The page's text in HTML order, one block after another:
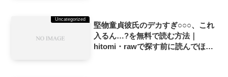
Uncategorized
堅物童貞彼氏のデカすぎ○○○、これ
入るん…?を無料で読む方法｜
hitomi・rawで探す前に読んでほし